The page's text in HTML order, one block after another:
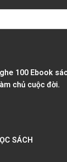
100 Ebook
chủ cuộc đời.
SÁCH